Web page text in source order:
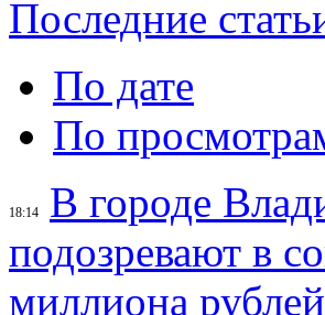
Последние
По дате
По
18:14
В городе
подозревают в
миллиона рублей